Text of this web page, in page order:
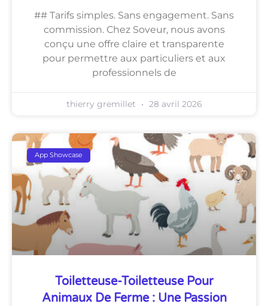
## Tarifs simples. Sans engagement. Sans
commission. Chez Soveur, nous avons
conçu une offre claire et transparente
pour permettre aux particuliers et aux
professionnels de
thierry gremillet 28 avril 2026
App Showcase
Toiletteuse-Toiletteuse Pour
Animaux De Ferme : Une Passion